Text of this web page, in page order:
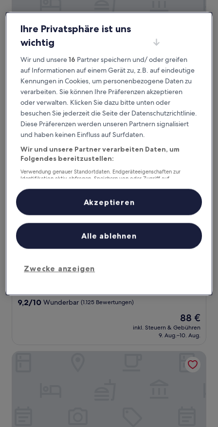
Maritim Hotel Köln
Maritim Hotel Köln
8.8
von
10,
Hervorragend,
Bewertungen)
8,8/10 Hervorragend
Der
114 €
114 €
inkl. Steuern & Gebühren
9.2
9,2/10 Wunderbar (1.125 Bewertungen)
Der
Preis
beträgt
88 €
inkl. Steuern & Gebühren
9. Aug.–10. Aug.
URBAN LOFT Cologne
Ihre Privatsphäre ist uns
wichtig
Wir und unsere16 Partner speichern und/ oder greifen
auf Informationen auf einem Gerät zu, z.B. auf eindeutige
Kennungen in Cookies, um personenbezogene Daten zu
verarbeiten. Sie können Ihre Präferenzen akzeptieren
oder verwalten. Klicken Sie dazu bitte unten oder
besuchen Sie jederzeit die Seite der Datenschutzrichtlinie.
Diese Präferenzen werden unseren Partnern signalisiert
und haben keinen Einfluss auf Surfdaten.
Wir und unsere Partner verarbeiten Daten, um
Folgendes bereitzustellen:
Verwendung genauer Standortdaten. Endgeräteeigenschaften zur
Identifikation aktiv abfragen. Speichern von oder Zugriff auf
Inhalte, Messung von Werbeleistung und der Performance von Inhalten,
Zielgruppenforschung sowie Entwicklung und Verbesserung von
Liste der Partner (Lieferanten)
Zwecke anzeigen
Alle ablehnen
Akzeptieren